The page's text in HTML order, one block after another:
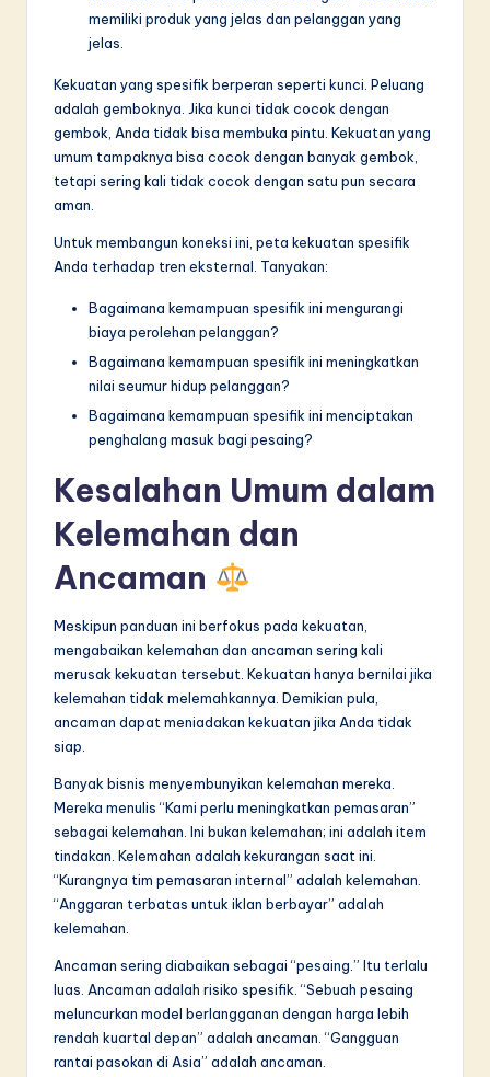
memiliki produk yang jelas dan pelanggan yang
jelas.
Kekuatan yang spesifik berperan seperti kunci. Peluang
adalah gemboknya. Jika kunci tidak cocok dengan
gembok, Anda tidak bisa membuka pintu. Kekuatan yang
umum tampaknya bisa cocok dengan banyak gembok,
tetapi sering kali tidak cocok dengan satu pun secara
aman.
Untuk membangun koneksi ini, peta kekuatan spesifik
Anda terhadap tren eksternal. Tanyakan:
Bagaimana kemampuan spesifik ini mengurangi
biaya perolehan pelanggan?
Bagaimana kemampuan spesifik ini meningkatkan
nilai seumur hidup pelanggan?
Bagaimana kemampuan spesifik ini menciptakan
penghalang masuk bagi pesaing?
Kesalahan Umum dalam
Kelemahan dan
Ancaman
Meskipun panduan ini berfokus pada kekuatan,
mengabaikan kelemahan dan ancaman sering kali
merusak kekuatan tersebut. Kekuatan hanya bernilai jika
kelemahan tidak melemahkannya. Demikian pula,
ancaman dapat meniadakan kekuatan jika Anda tidak
siap.
Banyak bisnis menyembunyikan kelemahan mereka.
Mereka menulis “Kami perlu meningkatkan pemasaran”
sebagai kelemahan. Ini bukan kelemahan; ini adalah item
tindakan. Kelemahan adalah kekurangan saat ini.
“Kurangnya tim pemasaran internal” adalah kelemahan.
“Anggaran terbatas untuk iklan berbayar” adalah
kelemahan.
Ancaman sering diabaikan sebagai “pesaing.” Itu terlalu
luas. Ancaman adalah risiko spesifik. “Sebuah pesaing
meluncurkan model berlangganan dengan harga lebih
rendah kuartal depan” adalah ancaman. “Gangguan
rantai pasokan di Asia” adalah ancaman.